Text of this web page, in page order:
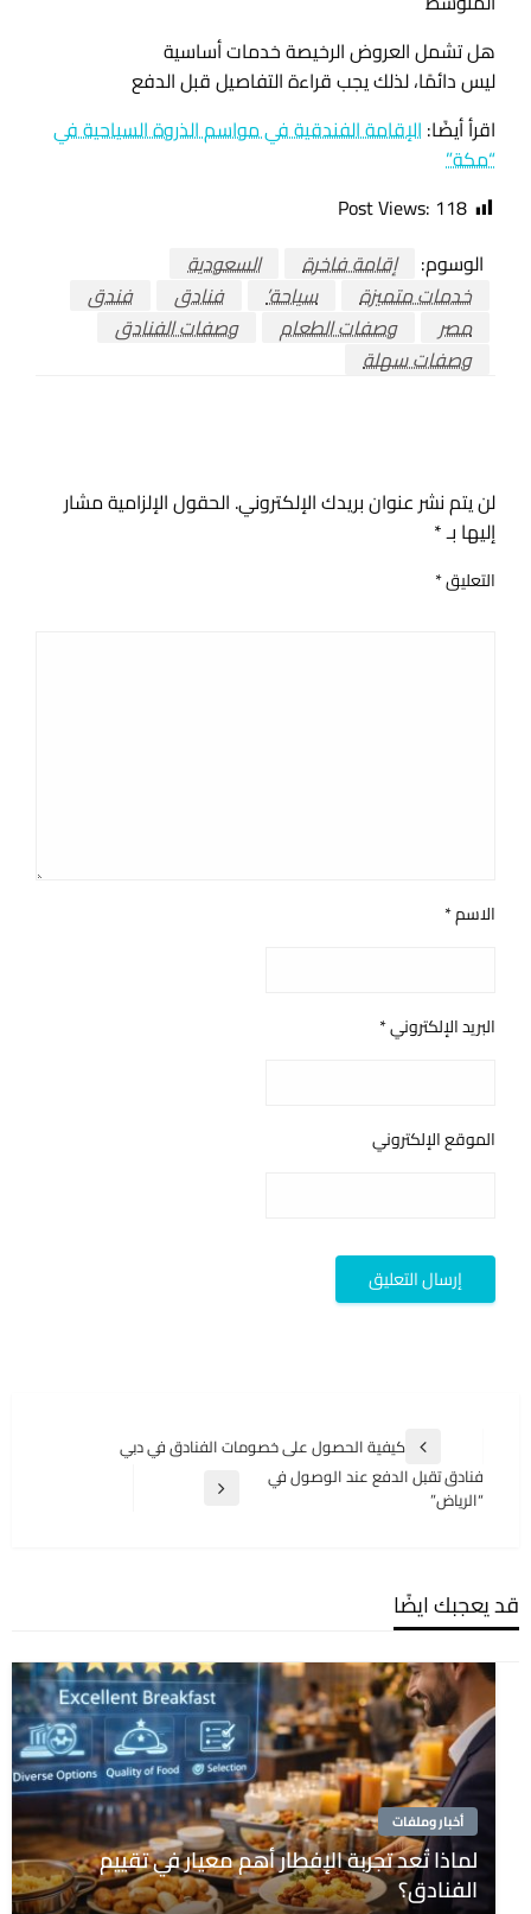
هل تشمل العروض الرخيصة خدمات أساسية
ليس دائمًا، لذلك يجب قراءة التفاصيل قبل الدفع
اقرأ أيضًا: الإقامة الفندقية في مواسم الذروة السياحية في
“مكة”
Post Views: 118
الوسوم:
إقامة فاخرة
السعودية
خدمات متميزة
سياحة’ فنادق
فندق
مصر
وصفات الطعام
وصفات الفنادق
وصفات سهلة
لن يتم نشر عنوان بريدك الإلكتروني. الحقول الإلزامية مشار
إليها بـ*
التعليق*
الاسم*
البريد الإلكتروني*
الموقع الإلكتروني
المقالات
المقالة
السابقة
كيفية الحصول على خصومات الفنادق في دبي
المقالة
فنادق تقبل الدفع عند الوصول في
“الرياض”
قد يعجبك ايضًا
أخبار وملفات
لماذا تُعد تجربة الإفطار أهم معيار في تقييم
الفنادق؟